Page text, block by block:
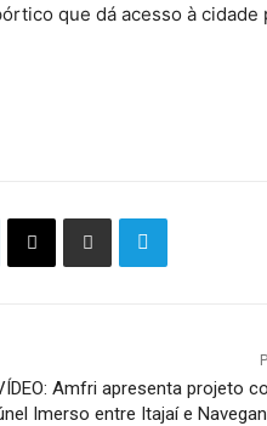
que dá acesso à cidade
Amfri apresenta projeto
Imerso entre Itajaí e